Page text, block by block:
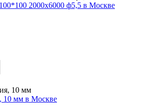
2000х6000 ф5,5 в Москве
10 мм в Москве